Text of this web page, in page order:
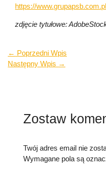
https://
zdjęcie tytułowe:
← Poprzedni Wpis
Następny Wpis →
Zostaw
Twój adres email nie
Wymagane pola są